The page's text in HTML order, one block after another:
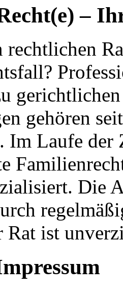
–
rechtlichen
gehören
Im Laufe der
Die
Rat ist